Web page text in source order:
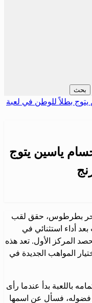
ياسين يتوج
بطرطوس، حقق لقب
تحت سن 6 سنوات بعد أداء استثنائي في
حاصداً 6 نقاط من إجمالي 7 ليحصد المركز الأول. تعد هذه
المواهب الجديدة في
باللعبة بدأ عندما رأى
فضوله، فسأل عن اسمها